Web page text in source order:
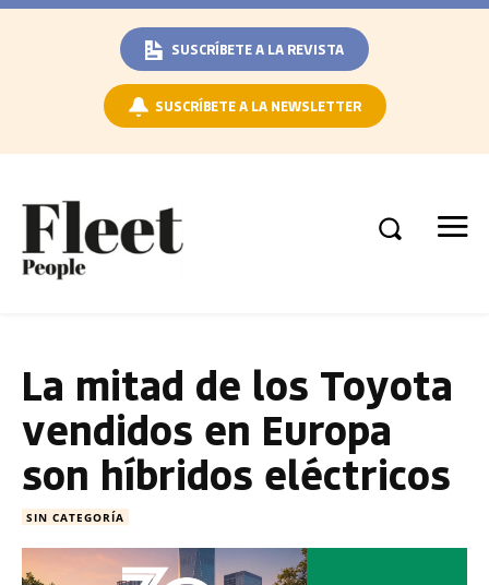
SUSCRÍBETE A LA REVISTA
SUSCRÍBETE A LA NEWSLETTER
La mitad de los Toyota
vendidos en Europa
son híbridos eléctricos
SIN CATEGORÍA